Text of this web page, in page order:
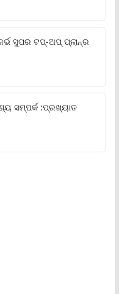
ସୁପର ଟପ୍‌-ଅପ୍ ପ୍ଲାନ୍‌ର
ସମ୍ପର୍କ :ପ୍ରଖ୍ୟାତ